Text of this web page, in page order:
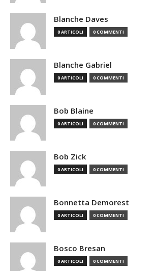
Blanche Daves
0 ARTICOLI 0 COMMENTI
Blanche Gabriel
0 ARTICOLI 0 COMMENTI
Bob Blaine
0 ARTICOLI 0 COMMENTI
Bob Zick
0 ARTICOLI 0 COMMENTI
Bonnetta Demorest
0 ARTICOLI 0 COMMENTI
Bosco Bresan
0 ARTICOLI 0 COMMENTI